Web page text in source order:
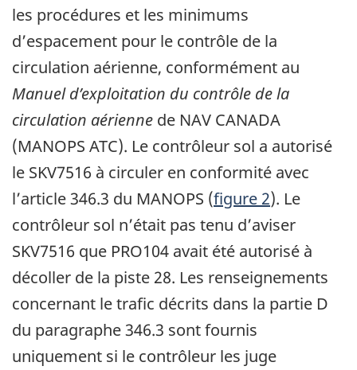
les procédures et les minimums
d’espacement pour le contrôle de la
circulation aérienne, conformément au
Manuel d’exploitation du contrôle de la
circulation aérienne de NAV CANADA
(MANOPS ATC). Le contrôleur sol a autorisé
le SKV7516 à circuler en conformité avec
l’article 346.3 du MANOPS (figure 2). Le
contrôleur sol n’était pas tenu d’aviser
SKV7516 que PRO104 avait été autorisé à
décoller de la piste 28. Les renseignements
concernant le trafic décrits dans la partie D
du paragraphe 346.3 sont fournis
uniquement si le contrôleur les juge